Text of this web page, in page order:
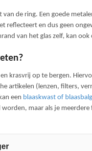
de ring. Een goede
reflecteert en dus geen
van het glas zelf, kan
krasvrij op te bergen.
artikelen (lenzen, filters,
een blaaskwast of blaasbalg
maar als je